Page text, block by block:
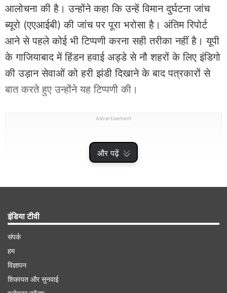
और पढ़ें
आलोचना की है। उन्होंने कहा कि उन्हें विमान दुर्घटना जांच
ब्यूरो (एएआईबी) की जांच पर पूरा भरोसा है। अंतिम रिपोर्ट
आने से पहले कोई भी टिप्पणी करना सही तरीका नहीं है। यूपी
के गाजियाबाद में हिंडन हवाई अड्डे से नौ शहरों के लिए इंडिगो
की उड़ान सेवाओं को हरी झंडी दिखाने के बाद पत्रकारों से
बात करते हुए उन्होंने यह टिप्पणी की।
Advertisement
पश्चिमी मीडिया ने पायलटों को दोषी ठहराया
उन्होंने कहा कि पश्चिमी मीडिया में अहमदाबाद एयर इंडिया
इंडिया टीवी
संपर्क
हम
विज्ञापन
शिकायत और सुनवाई